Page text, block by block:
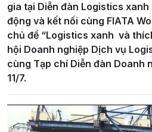
gia tại Diễn đàn Logistics
động và kết nối cùng FIATA
chủ đề “Logistics xanh và
hội Doanh nghiệp Dịch vụ
cùng Tạp chí Diễn đàn Doanh
11/7.